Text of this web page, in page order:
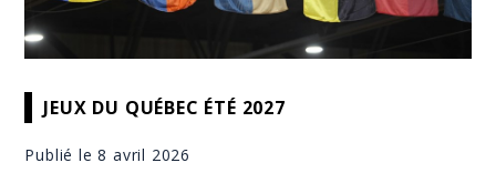
JEUX DU QUÉBEC ÉTÉ 2027
Publié le 8 avril 2026